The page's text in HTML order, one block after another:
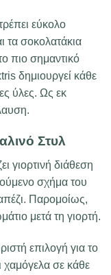
εύκολο
τα σοκολατάκια
πιο σημαντικό
δημιουργεί κάθε
ύλες. Ως εκ
Στυλ
γιορτινή διάθεση
σχήμα του
Παρομοίως,
μετά τη γιορτή.
επιλογή για το
χαμόγελα σε κάθε